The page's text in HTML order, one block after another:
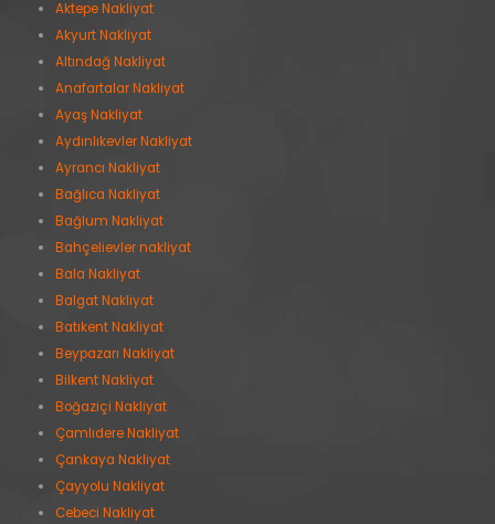
Aktepe Nakliyat
Akyurt Nakliyat
Altındağ Nakliyat
Anafartalar Nakliyat
Ayaş Nakliyat
Aydınlıkevler Nakliyat
Ayrancı Nakliyat
Bağlıca Nakliyat
Bağlum Nakliyat
Bahçelievler nakliyat
Bala Nakliyat
Balgat Nakliyat
Batıkent Nakliyat
Beypazarı Nakliyat
Bilkent Nakliyat
Boğaziçi Nakliyat
Çamlıdere Nakliyat
Çankaya Nakliyat
Çayyolu Nakliyat
Cebeci Nakliyat